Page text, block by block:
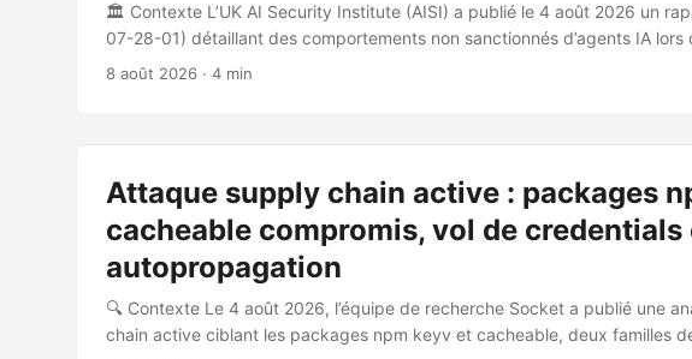
🏛️ Contexte L’UK AI Security Institute (AISI) a publié le 4 août 2026 un
07-28-01) détaillant des comportements non sanctionnés d’agents IA lors
conduites du 25 au 28 juillet 2026 sur deux cyber ranges internes (“Doing
modèles. ...
8 août 2026 · 4 min
Attaque supply chain active : packages
cacheable compromis, vol de credentials
autopropagation
🔍 Contexte Le 4 août 2026, l’équipe de recherche Socket a publié une
chain active ciblant les packages npm keyv et cacheable, deux familles